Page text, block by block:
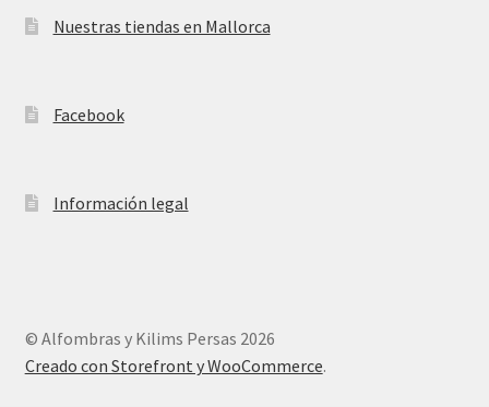
Nuestras tiendas en Mallorca
Facebook
Información legal
© Alfombras y Kilims Persas 2026
Creado con Storefront y WooCommerce.